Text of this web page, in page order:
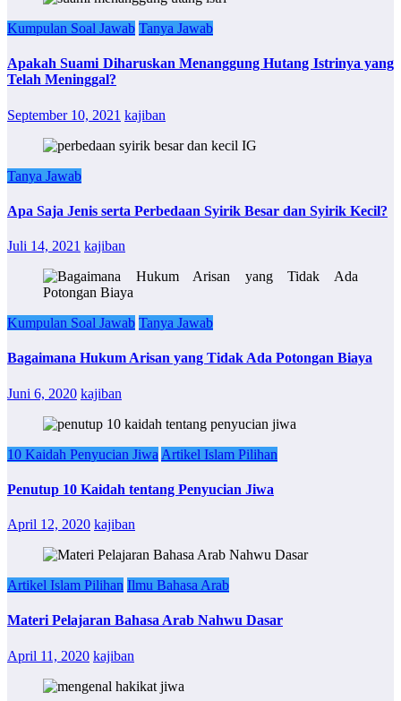
Kumpulan Soal Jawab Tanya Jawab
Apakah Suami Diharuskan Menanggung Hutang Istrinya yang
Telah Meninggal?
September 10, 2021 kajiban
Tanya Jawab
Apa Saja Jenis serta Perbedaan Syirik Besar dan Syirik Kecil?
Juli 14, 2021 kajiban
Kumpulan Soal Jawab Tanya Jawab
Bagaimana Hukum Arisan yang Tidak Ada Potongan Biaya
Juni 6, 2020 kajiban
10 Kaidah Penyucian Jiwa Artikel Islam Pilihan
Penutup 10 Kaidah tentang Penyucian Jiwa
April 12, 2020 kajiban
Artikel Islam Pilihan Ilmu Bahasa Arab
Materi Pelajaran Bahasa Arab Nahwu Dasar
April 11, 2020 kajiban